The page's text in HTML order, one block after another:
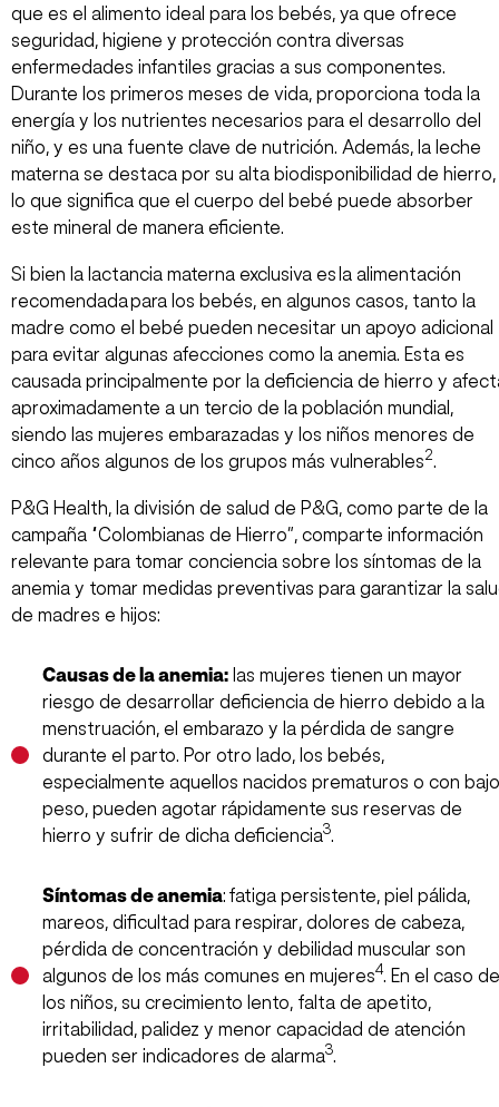
que es el alimento ideal para los bebés, ya que ofrece
seguridad, higiene y protección contra diversas
enfermedades infantiles gracias a sus componentes.
Durante los primeros meses de vida, proporciona toda la
energía y los nutrientes necesarios para el desarrollo del
niño, y es una fuente clave de nutrición. Además, la leche
materna se destaca por su alta biodisponibilidad de hierro,
lo que significa que el cuerpo del bebé puede absorber
este mineral de manera eficiente.
Si bien la lactancia materna exclusiva es la alimentación
recomendada para los bebés, en algunos casos, tanto la
madre como el bebé pueden necesitar un apoyo adicional
para evitar algunas afecciones como la anemia. Esta es
causada principalmente por la deficiencia de hierro y
aproximadamente a un tercio de la población mundial,
siendo las mujeres embarazadas y los niños menores de
cinco años algunos de los grupos más vulnerables2.
P&G Health, la división de salud de P&G, como parte de la
campaña “Colombianas de Hierro”, comparte información
relevante para tomar conciencia sobre los síntomas de la
anemia y tomar medidas preventivas para garantizar la
de madres e hijos:
Causas de la anemia:las mujeres tienen un mayor
riesgo de desarrollar deficiencia de hierro debido a la
menstruación, el embarazo y la pérdida de sangre
durante el parto. Por otro lado, los bebés,
especialmente aquellos nacidos prematuros o con bajo
peso, pueden agotar rápidamente sus reservas de
hierro y sufrir de dicha deficiencia3.
Síntomas de anemia: fatiga persistente, piel pálida,
mareos, dificultad para respirar, dolores de cabeza,
pérdida de concentración y debilidad muscular son
algunos de los más comunes en mujeres4. En el caso de
los niños, su crecimiento lento, falta de apetito,
irritabilidad, palidez y menor capacidad de atención
pueden ser indicadores de alarma3.